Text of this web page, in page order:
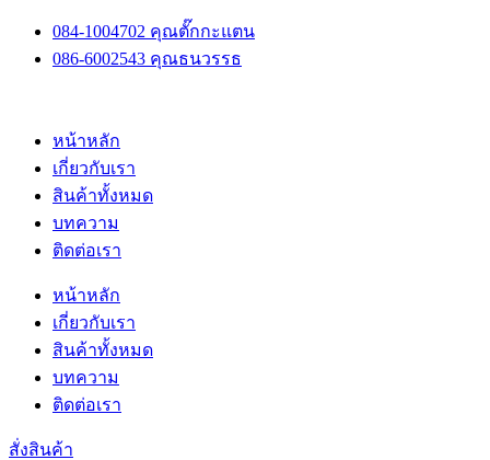
Skip
content
084-1004702 คุณตั๊กกะแตน
086-6002543 คุณธนวรรธ
หน้าหลัก
เกี่ยวกับเรา
สินค้าทั้งหมด
บทความ
ติดต่อเรา
หน้าหลัก
เกี่ยวกับเรา
สินค้าทั้งหมด
บทความ
ติดต่อเรา
สั่งสินค้า